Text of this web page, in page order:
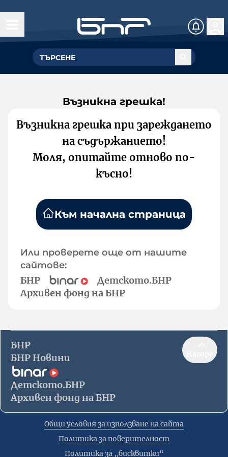
Възникна грешка!
Възникна грешка при зареждането
на съдържанието!
Моля, опитайте отново по-
късно!
Към начална страница
Или проверете още от нашите
сайтове:
БНР
Детското.БНР
Архивен фонд на БНР
БНР
БНР Новини
Детското.БНР
Архивен фонд на БНР
Общи условия за използване на сайта
Политика за поверителност
Политика за „бисквитки“